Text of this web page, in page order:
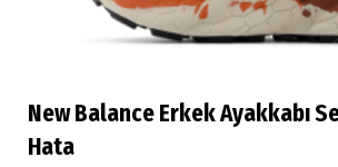
New Balance Erkek Ayakkabı
Hata